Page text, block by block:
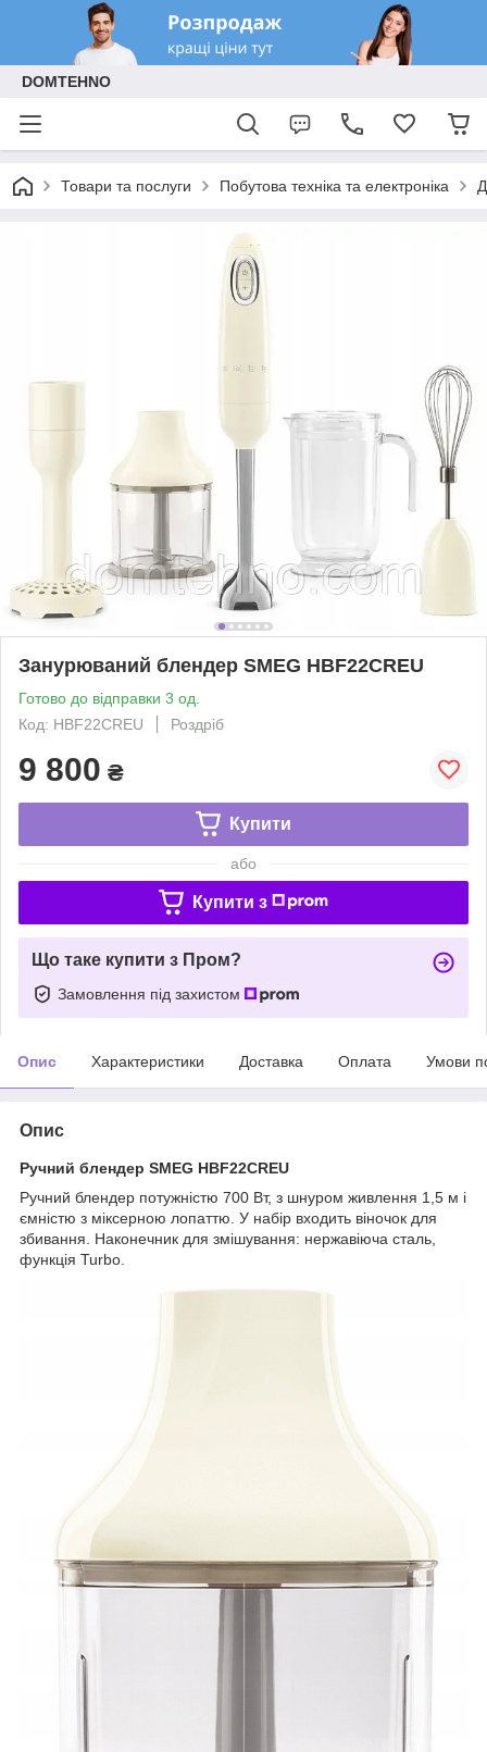
DOMTEHNO
Товари та послуги Побутова техніка та електроніка
Занурюваний блендер SMEG HBF22CREU
Готово до відправки 3 од.
Код: HBF22CREU
Роздріб
9 800 ₴
Купити
або
Купити з
Що таке купити з Пром?
Замовлення під захистом
Опис Характеристики Доставка Оплата Умови
Опис
Ручний блендер SMEG HBF22CREU
Ручний блендер потужністю 700 Вт, з шнуром живлення 1,5 м і
ємністю з міксерною лопаттю. У набір входить віночок для
збивання. Наконечник для змішування: нержавіюча сталь,
функція Turbo.